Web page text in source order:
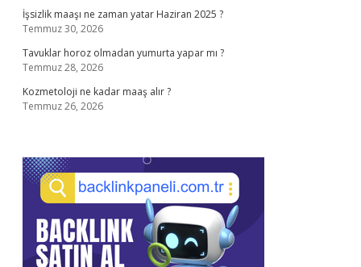
İşsizlik maaşı ne zaman yatar Haziran 2025 ?
Temmuz 30, 2026
Tavuklar horoz olmadan yumurta yapar mı ?
Temmuz 28, 2026
Kozmetoloji ne kadar maaş alır ?
Temmuz 26, 2026